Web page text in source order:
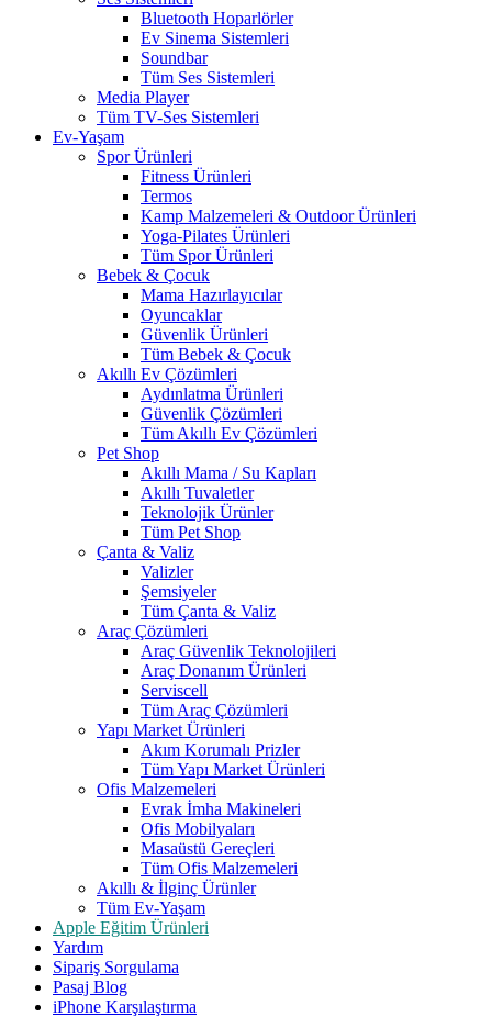
Bluetooth Hoparlörler
Ev Sinema Sistemleri
Soundbar
Tüm Ses Sistemleri
Media Player
Tüm TV-Ses Sistemleri
Ev-Yaşam
Spor Ürünleri
Fitness Ürünleri
Termos
Kamp Malzemeleri & Outdoor Ürünleri
Yoga-Pilates Ürünleri
Tüm Spor Ürünleri
Bebek & Çocuk
Mama Hazırlayıcılar
Oyuncaklar
Güvenlik Ürünleri
Tüm Bebek & Çocuk
Akıllı Ev Çözümleri
Aydınlatma Ürünleri
Güvenlik Çözümleri
Tüm Akıllı Ev Çözümleri
Pet Shop
Akıllı Mama / Su Kapları
Akıllı Tuvaletler
Teknolojik Ürünler
Tüm Pet Shop
Çanta & Valiz
Valizler
Şemsiyeler
Tüm Çanta & Valiz
Araç Çözümleri
Araç Güvenlik Teknolojileri
Araç Donanım Ürünleri
Serviscell
Tüm Araç Çözümleri
Yapı Market Ürünleri
Akım Korumalı Prizler
Tüm Yapı Market Ürünleri
Ofis Malzemeleri
Evrak İmha Makineleri
Ofis Mobilyaları
Masaüstü Gereçleri
Tüm Ofis Malzemeleri
Akıllı & İlginç Ürünler
Tüm Ev-Yaşam
Apple Eğitim Ürünleri
Yardım
Sipariş Sorgulama
Pasaj Blog
iPhone Karşılaştırma